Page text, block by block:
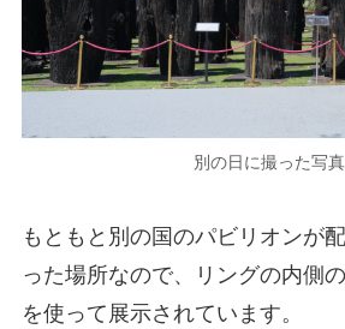
別の日に撮った写真
もともと別の国のパビリオンが
った場所なので、リングの内側
を使って展示されています。